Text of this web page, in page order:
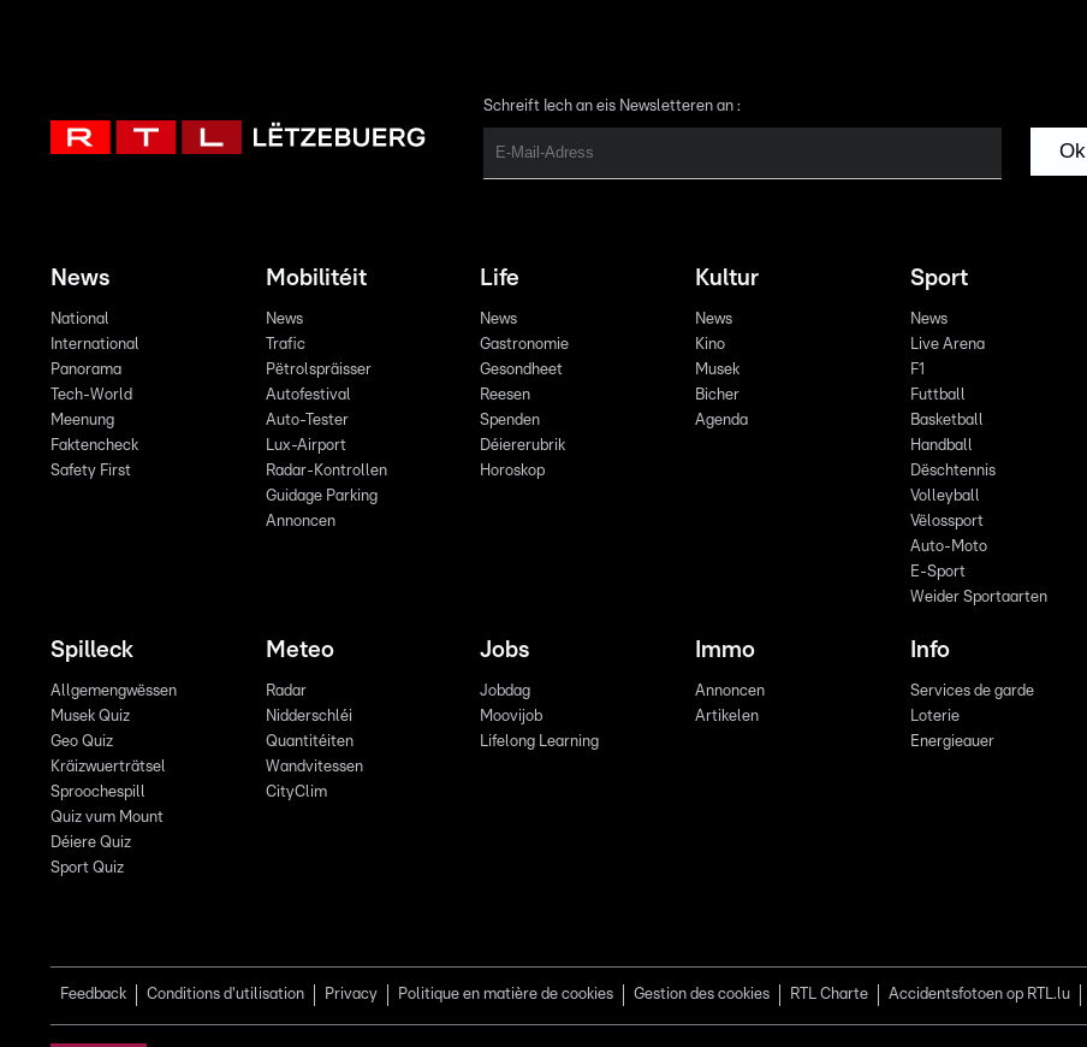
Schreift Iech an eis Newsletteren an :
Ok
News
National
International
Panorama
Tech-World
Meenung
Faktencheck
Safety First
Mobilitéit
News
Trafic
Pëtrolspräisser
Autofestival
Auto-Tester
Lux-Airport
Radar-Kontrollen
Guidage Parking
Annoncen
Life
News
Gastronomie
Gesondheet
Reesen
Spenden
Déiererubrik
Horoskop
Kultur
News
Kino
Musek
Bicher
Agenda
Sport
News
Live Arena
F1
Futtball
Basketball
Handball
Dëschtennis
Volleyball
Vëlossport
Auto-Moto
E-Sport
Weider Sportaarten
Spilleck
Allgemengwëssen
Musek Quiz
Geo Quiz
Kräizwuerträtsel
Sproochespill
Quiz vum Mount
Déiere Quiz
Sport Quiz
Meteo
Radar
Nidderschléi
Quantitéiten
Wandvitessen
CityClim
Jobs
Jobdag
Moovijob
Lifelong Learning
Immo
Annoncen
Artikelen
Info
Services de garde
Loterie
Energieauer
Feedback Conditions d'utilisation Privacy Politique en matière de cookies Gestion des cookies RTL Charte Accidentsfotoen op RTL.lu